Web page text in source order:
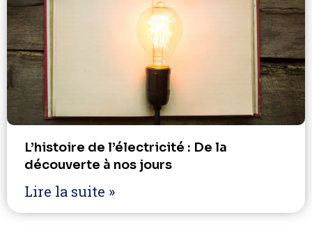
L’histoire de l’électricité : De la
découverte à nos jours
Lire la suite »